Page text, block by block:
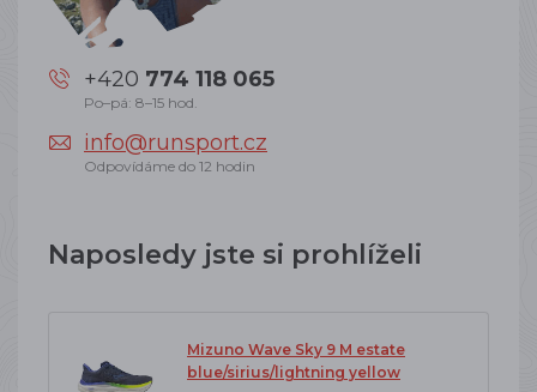
+420 774 118 065
Po–pá: 8–15 hod.
info@runsport.cz
Odpovídáme do 12 hodin
Naposledy jste si prohlíželi
Mizuno Wave Sky 9 M estate
blue/sirius/lightning yellow